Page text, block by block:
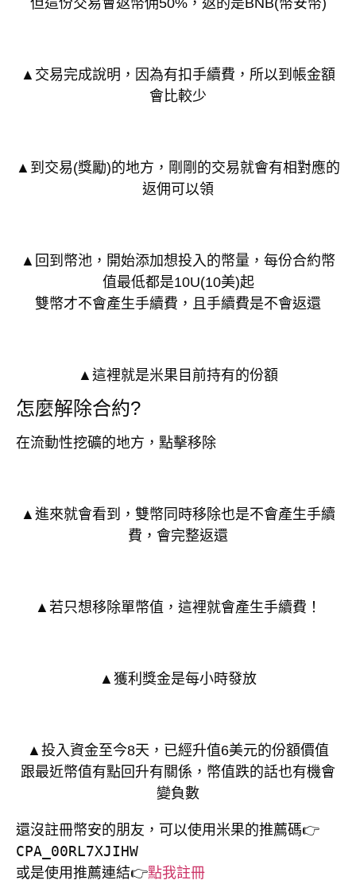
▲交易完成說明，因為有扣手續費，所以到帳金額
會比較少
▲到交易(獎勵)的地方，剛剛的交易就會有相對應的
返佣可以領
▲回到幣池，開始添加想投入的幣量，每份合約幣
值最低都是10U(10美)起
雙幣才不會產生手續費，且手續費是不會返還
▲這裡就是米果目前持有的份額
怎麼解除合約?
在流動性挖礦的地方，點擊移除
▲進來就會看到，雙幣同時移除也是不會產生手續
費，會完整返還
▲若只想移除單幣值，這裡就會產生手續費！
▲獲利獎金是每小時發放
▲投入資金至今8天，已經升值6美元的份額價值
跟最近幣值有點回升有關係，幣值跌的話也有機會
變負數
還沒註冊幣安的朋友，可以使用米果的推薦碼👉
CPA_00RL7XJIHW
或是使用推薦連結👉點我註冊